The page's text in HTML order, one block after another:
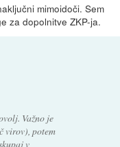
mimoidoči. Sem
za dopolnitve ZKP-ja.
Važno je
virov), potem
v